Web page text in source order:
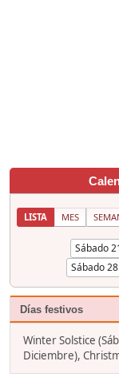
LISTA MES
Días festivos
Winter Solstice
Diciembre),